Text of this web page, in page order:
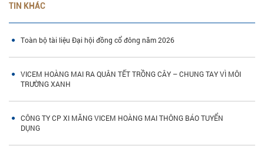
TIN KHÁC
Toàn bộ tài liệu Đại hội đồng cổ đông năm 2026
VICEM HOÀNG MAI RA QUÂN TẾT TRỒNG CÂY – CHUNG TAY VÌ MÔI
TRƯỜNG XANH
CÔNG TY CP XI MĂNG VICEM HOÀNG MAI THÔNG BÁO TUYỂN
DỤNG